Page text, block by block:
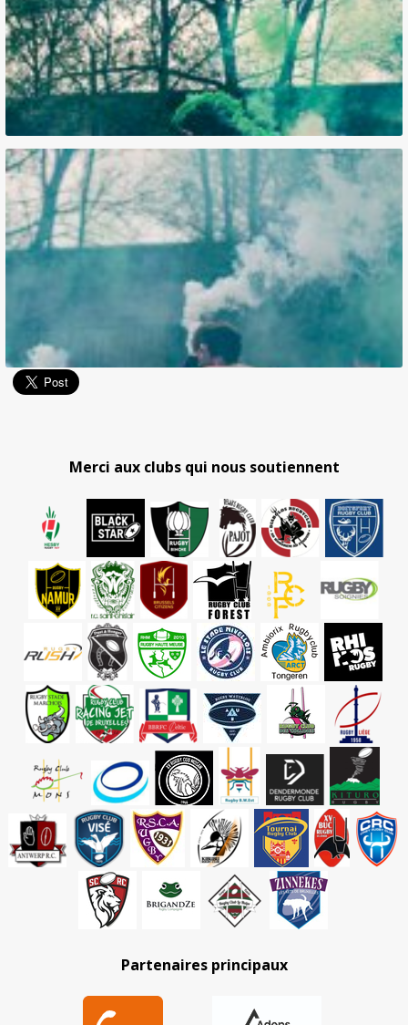
Merci aux clubs qui nous soutiennent
Partenaires principaux